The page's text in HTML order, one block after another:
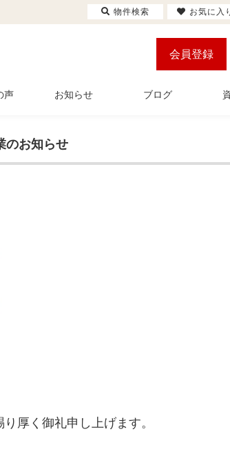
会員登録
声 お知らせ ブログ
お知らせ
厚く御礼申し上げます。
物件検索 お気に入